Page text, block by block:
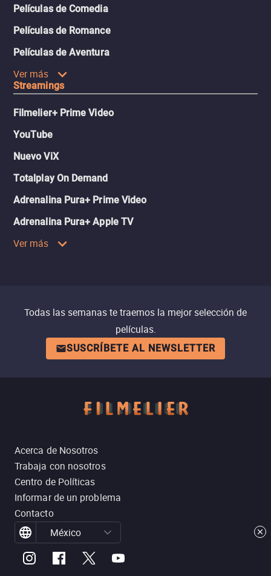
Películas de Comedia
Películas de Romance
Películas de Aventura
Ver más
Streamings
Filmelier+ Prime Video
YouTube
Nuevo ViX
Totalplay On Demand
Adrenalina Pura+ Prime Video
Adrenalina Pura+ Apple TV
Ver más
Todas las semanas te traemos la mejor selección de
películas.
SUSCRÍBETE AL NEWSLETTER
Acerca de Nosotros
Trabaja con nosotros
Centro de Políticas
Informar de un problema
Contacto
México